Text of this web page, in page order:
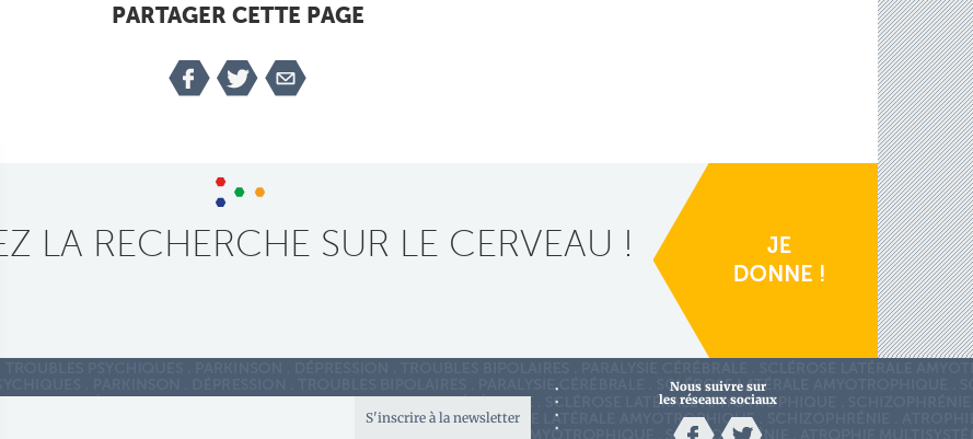
PARTAGER CETTE PAGE
LA RECHERCHE SUR LE CERVEAU !
S'inscrire à la newsletter
Nous suivre sur
les réseaux sociaux